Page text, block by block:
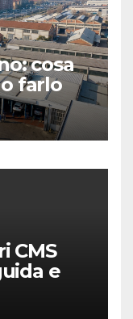
cosa
farlo
CMS
e